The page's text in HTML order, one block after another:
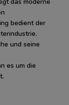
bedient der
und seine
es um die